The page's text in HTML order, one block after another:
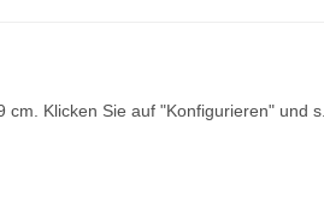
Klicken Sie auf "Konfigurieren" und s..